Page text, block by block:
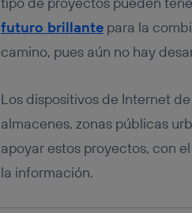
futuro brillantepara la
camino, pues aún no hay
Los dispositivos de Internet
almacenes, zonas públicas
apoyar estos proyectos, con
la información.
Típicamente:
Si utilizas una
Si utilizasdatos
únicamente en la
Puedes gestionar
inferior de esta
Para más